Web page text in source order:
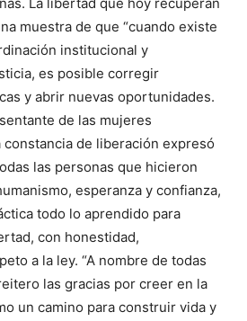
muestra de que “cuando existe
institucional y
es posible corregir
y abrir nuevas oportunidades.
de las mujeres
de liberación expresó
las personas que hicieron
esperanza y confianza,
todo lo aprendido para
con honestidad,
a la ley. “A nombre de todas
las gracias por creer en la
un camino para construir vida y